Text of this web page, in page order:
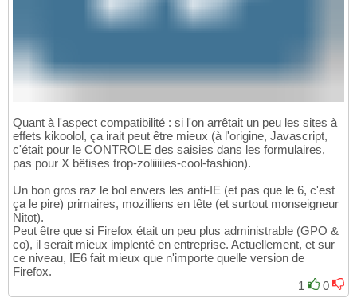
Quant à l'aspect compatibilité : si l'on arrêtait un peu les sites à
effets kikoolol, ça irait peut être mieux (à l'origine, Javascript,
c'était pour le CONTROLE des saisies dans les formulaires,
pas pour X bêtises trop-zoliiiiies-cool-fashion).
Un bon gros raz le bol envers les anti-IE (et pas que le 6, c'est
ça le pire) primaires, mozilliens en tête (et surtout monseigneur
Nitot).
Peut être que si Firefox était un peu plus administrable (GPO &
co), il serait mieux implenté en entreprise. Actuellement, et sur
ce niveau, IE6 fait mieux que n'importe quelle version de
Firefox.
1
0